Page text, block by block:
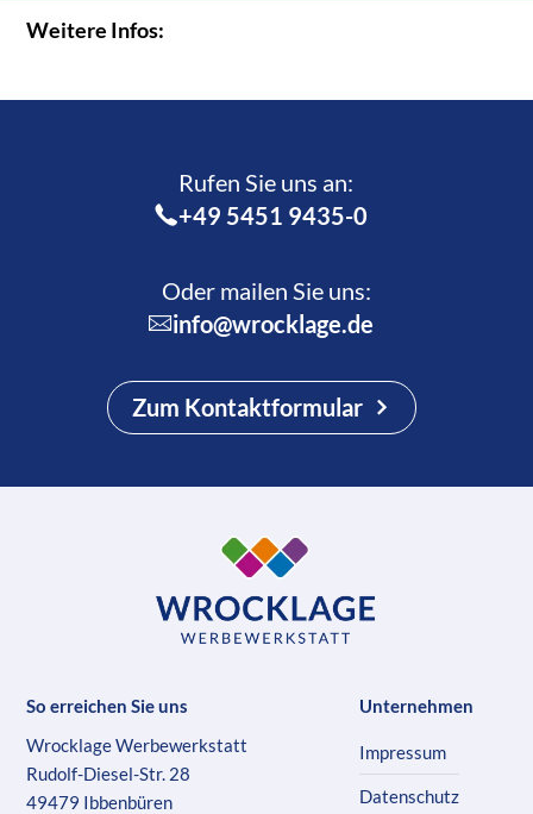
Weitere Infos:
Rufen Sie uns an:­
+49 5451 9435-0
Oder mailen Sie uns:
info@wrocklage.de
Zum Kontaktformular
So erreichen Sie uns
Wrocklage Werbewerkstatt
Rudolf-Diesel-Str. 28
49479 Ibbenbüren
Unternehmen
Impressum
Datenschutz